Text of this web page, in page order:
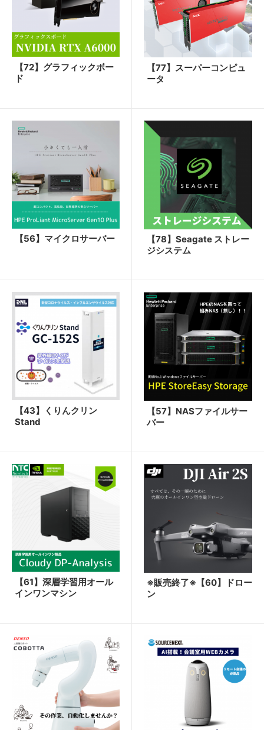
【72】グラフィックボー
ド
【77】スーパーコンピュ
ータ
【56】マイクロサーバー
【78】Seagate ストレー
ジシステム
【43】くりんクリン
Stand
【57】NASファイルサー
バー
【61】深層学習用オール
インワンマシン
※販売終了※【60】ドロー
ン